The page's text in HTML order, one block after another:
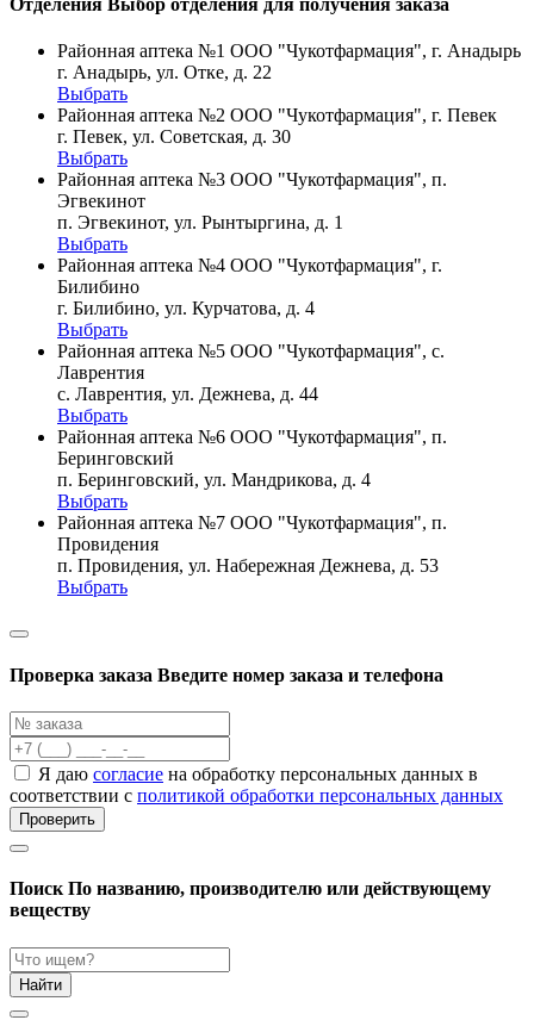
Отделения Выбор отделения для получения заказа
Районная аптека №1 ООО "Чукотфармация", г. Анадырь
г. Анадырь, ул. Отке, д. 22
Выбрать
Районная аптека №2 ООО "Чукотфармация", г. Певек
г. Певек, ул. Советская, д. 30
Выбрать
Районная аптека №3 ООО "Чукотфармация", п.
Эгвекинот
п. Эгвекинот, ул. Рынтыргина, д. 1
Выбрать
Районная аптека №4 ООО "Чукотфармация", г.
Билибино
г. Билибино, ул. Курчатова, д. 4
Выбрать
Районная аптека №5 ООО "Чукотфармация", с.
Лаврентия
с. Лаврентия, ул. Дежнева, д. 44
Выбрать
Районная аптека №6 ООО "Чукотфармация", п.
Беринговский
п. Беринговский, ул. Мандрикова, д. 4
Выбрать
Районная аптека №7 ООО "Чукотфармация", п.
Провидения
п. Провидения, ул. Набережная Дежнева, д. 53
Выбрать
Проверка заказа Введите номер заказа и телефона
Я даю согласие на обработку персональных данных в
соответствии с политикой обработки персональных данных
Проверить
Поиск По названию, производителю или действующему
веществу
Найти